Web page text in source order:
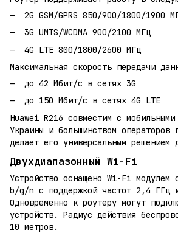
2G GSM/GPRS 850/900/1800/1900
3G UMTS/WCDMA 900/2100 МГц
4G LTE 800/1800/2600 МГц
Максимальная скорость передачи
до 42 Мбит/с в сетях 3G
до 150 Мбит/с в сетях 4G LTE
Huawei R216 совместим с мобильными
Украины и большинством
делает его универсальным решением
Двухдиапазонный Wi-Fi
Устройство оснащено Wi-Fi модулем
b/g/n с поддержкой частот 2,4 ГГц
Одновременно к роутеру могут
устройств. Радиус действия
10 метров.